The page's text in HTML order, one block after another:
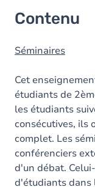
Contenu
Séminaires
Cet
étudiants de
les étudiants
consécutives, ils
complet. Les
conférenciers
d'un débat.
d'étudiants dans